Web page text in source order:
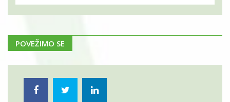
POVEŽIMO SE